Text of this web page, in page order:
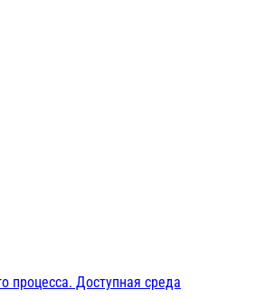
процесса. Доступная среда